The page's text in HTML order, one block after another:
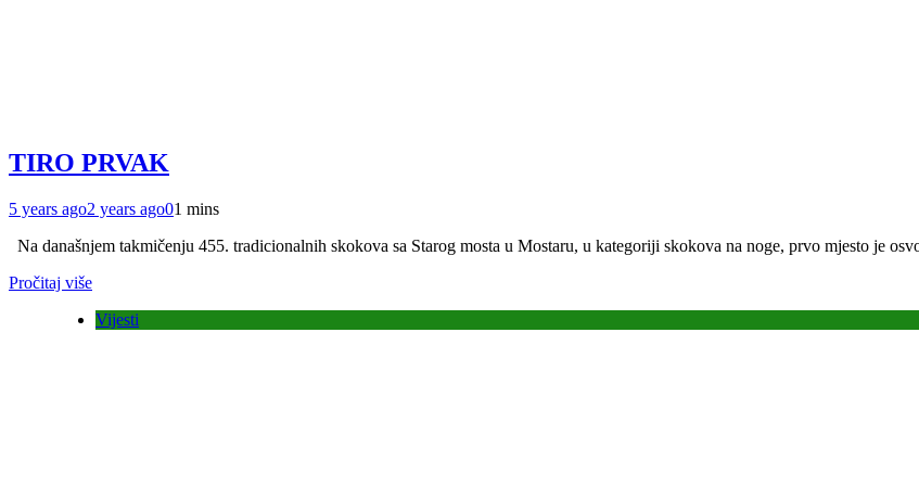
TIRO PRVAK
5 years ago2 years ago01 mins
Na današnjem takmičenju 455. tradicionalnih skokova sa Starog mosta u Mostaru, u kategoriji skokova na noge, prvo mjesto je
Pročitaj više
Vijesti